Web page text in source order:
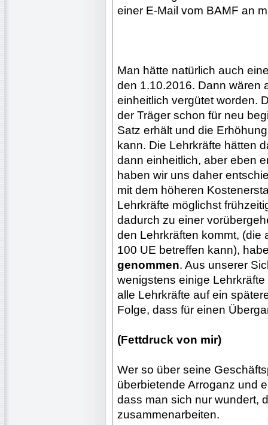
einer E-Mail vom BAMF an
Man hätte natürlich auch
den 1.10.2016. Dann wären
einheitlich vergütet worden.
der Träger schon für neu
Satz erhält und die
kann. Die Lehrkräfte hätten
dann einheitlich, aber eben
haben wir uns daher
mit dem höheren
Lehrkräfte möglichst
dadurch zu einer
den Lehrkräften kommt, (die
100 UE betreffen kann),
genommen. Aus unserer
wenigstens einige
alle Lehrkräfte auf ein
Folge, dass für einen
(Fettdruck von mir)
Wer so über seine
überbietende Arroganz und
dass man sich nur wundert,
zusammenarbeiten.